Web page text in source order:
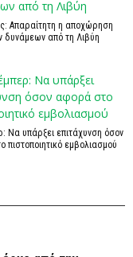
Απαραίτητη η αποχώρηση
δυνάμεων από τη Λιβύη
Να υπάρξει επιτάχυνση όσον
πιστοποιητικό εμβολιασμού